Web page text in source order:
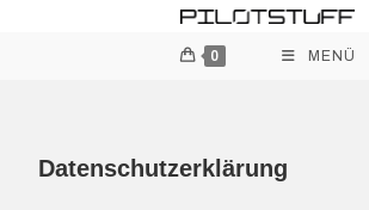
0 MENÜ
Datenschutzerklärung